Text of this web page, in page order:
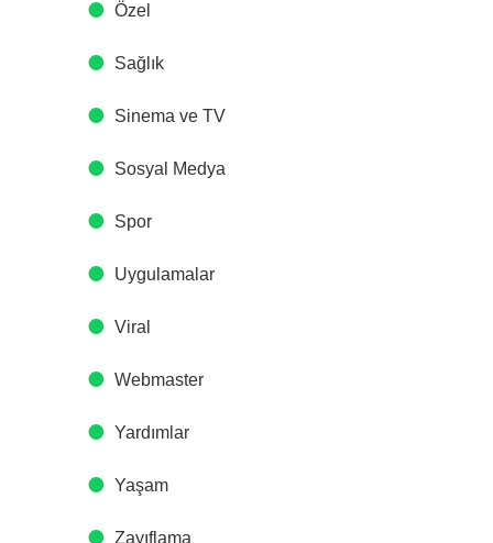
Özel
Sağlık
Sinema ve TV
Sosyal Medya
Spor
Uygulamalar
Viral
Webmaster
Yardımlar
Yaşam
Zayıflama